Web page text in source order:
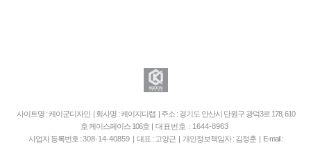
사이트명 : 케이군디자인 | 회사명 : 케이지디랩 | 주소 : 경기도 안산시 단원구 광덕3로 178, 610
호 케이스페이스 106호 | 대표번호 : 1644-8963
사업자 등록번호 :308-14-40859 | 대표 : 고양근 | 개인정보책임자 : 김정훈 | E-mail :